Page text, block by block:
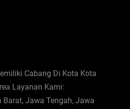
Cabang Di Kota Kota
Layanan Kami:
Barat, Jawa Tengah, Jawa